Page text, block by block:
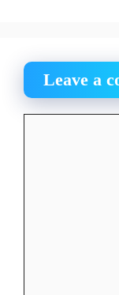
Leave a